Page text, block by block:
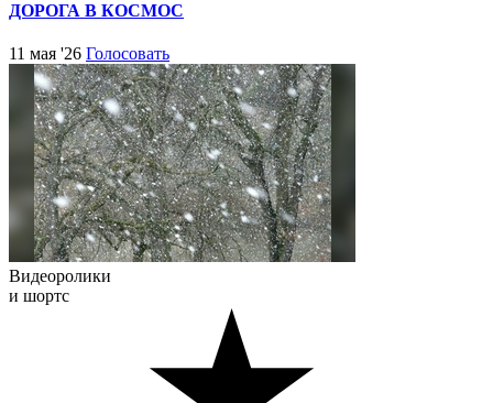
ДОРОГА В КОСМОС
11 мая '26 Голосовать
Видеоролики
и шортс